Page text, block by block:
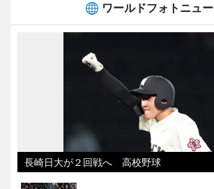
ワールドフォトニュ
長崎日大が２回戦へ 高校野球